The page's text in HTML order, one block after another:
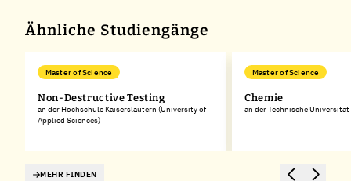
Ähnliche Studiengänge
Master of Science
Non-Destructive Testing
an der Hochschule Kaiserslautern (University of
Applied Sciences)
Master of Science
Chemie
an der Technische
MEHR FINDEN